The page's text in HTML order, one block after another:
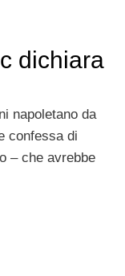
dichiara
napoletano da
confessa di
– che avrebbe